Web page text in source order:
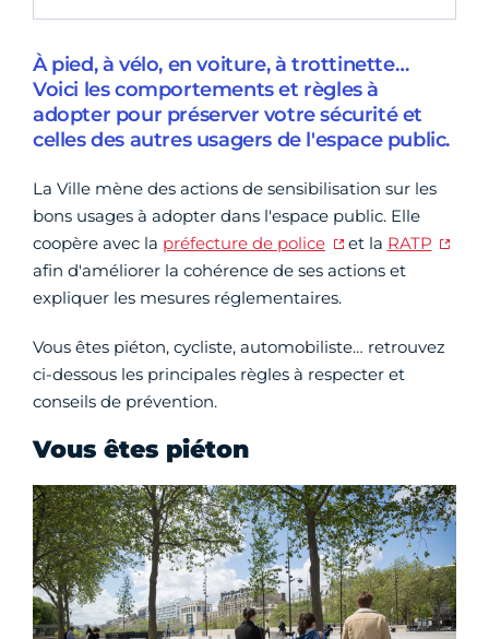
À pied, à vélo, en voiture, à trottinette…
Voici les comportements et règles à
adopter pour préserver votre sécurité et
celles des autres usagers de l'espace public.
La Ville mène des actions de sensibilisation sur les
bons usages à adopter dans l'espace public. Elle
coopère avec la préfecture de police et la RATP
afin d'améliorer la cohérence de ses actions et
expliquer les mesures réglementaires.
Vous êtes piéton, cycliste, automobiliste… retrouvez
ci-dessous les principales règles à respecter et
conseils de prévention.
Vous êtes piéton